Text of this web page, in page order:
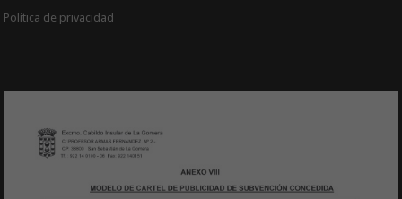
Política de privacidad